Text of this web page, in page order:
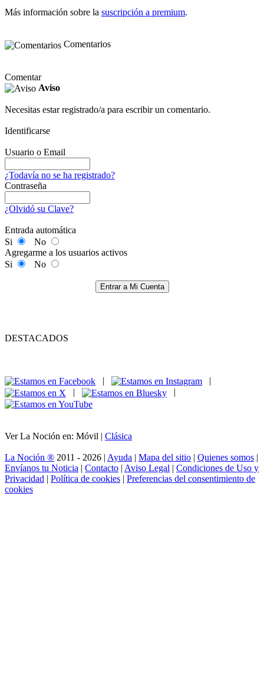
Más información sobre la suscripción a premium.
Comentarios
Comentar
Aviso
Necesitas estar registrado/a para escribir un comentario.
Identificarse
Usuario o Email
¿Todavía no se ha registrado?
Contraseña
¿Olvidó su Clave?
Entrada automática
Si
No
Agregarme a los usuarios activos
Si
No
Entrar a Mi Cuenta
DESTACADOS
|
|
|
|
Ver La Noción en: Móvil | Clásica
La Noción ® 2011 - 2026 | Ayuda | Mapa del sitio | Quienes somos |
Envíanos tu Noticia | Contacto | Aviso Legal | Condiciones de Uso y
Privacidad | Política de cookies | Preferencias del consentimiento de
cookies